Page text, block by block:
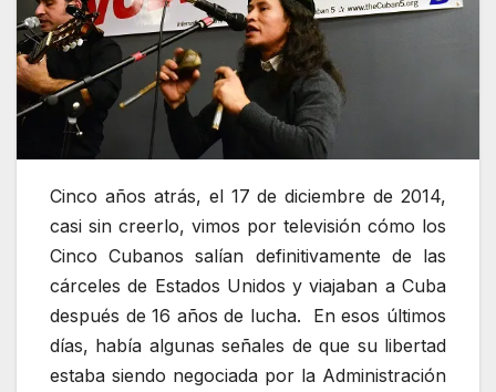
Cinco años atrás, el 17 de diciembre de 2014,
casi sin creerlo, vimos por televisión cómo los
Cinco Cubanos salían definitivamente de las
cárceles de Estados Unidos y viajaban a Cuba
después de 16 años de lucha. En esos últimos
días, había algunas señales de que su libertad
estaba siendo negociada por la Administración